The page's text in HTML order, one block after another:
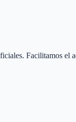
Facilitamos